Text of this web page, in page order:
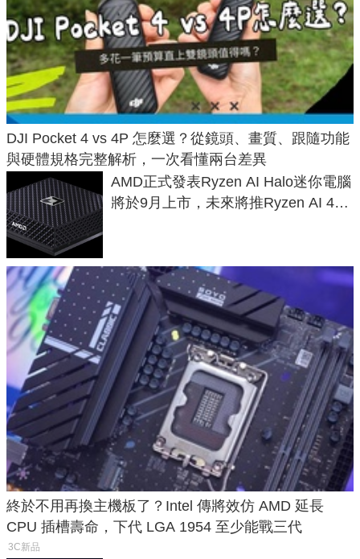
DJI Pocket 4 vs 4P 怎麼選？從鏡頭、畫質、跟隨功能
與硬體規格完整解析，一次看懂兩台差異
AMD正式發表Ryzen AI Halo迷你電腦
將於9月上市，未來將推Ryzen AI 400
終於不用再換主機板了？Intel 傳將效仿 AMD 延長
CPU 插槽壽命，下代 LGA 1954 至少能戰三代
3C新品